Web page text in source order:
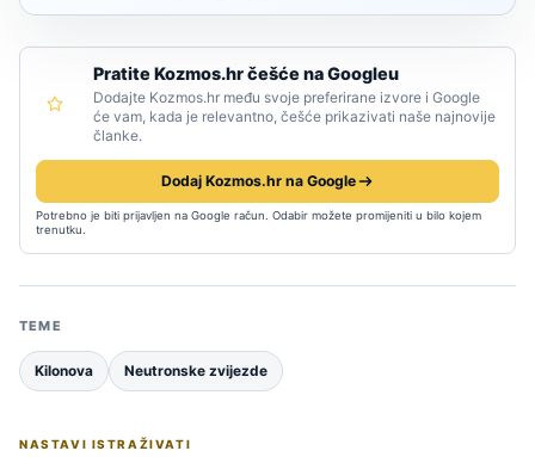
Pratite Kozmos.hr češće na Googleu
Dodajte Kozmos.hr među svoje preferirane izvore i Google
će vam, kada je relevantno, češće prikazivati naše najnovije
članke.
Dodaj Kozmos.hr na Google
Potrebno je biti prijavljen na Google račun. Odabir možete promijeniti u bilo kojem
trenutku.
TEME
Kilonova Neutronske zvijezde
NASTAVI ISTRAŽIVATI